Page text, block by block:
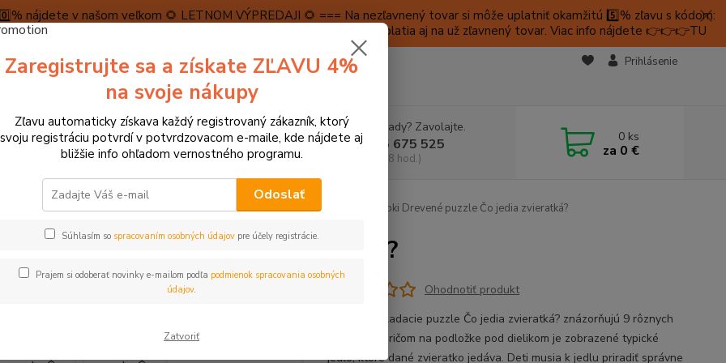
nájdete v našom veľkom 🌻 LETNOM VÝPREDAJI 🌻 === Na nezľavnený tovar si môže uplatniť okamžitú 5️⃣% zľavu s kódom:
máme teraz pripravené špeciálne zľavy až do výšky 1️⃣5️⃣% , ktoré platia aj na už zľavnený tovar. Viac info nájdete 👉👉👉TU
A PLATBA RECENZIE 👉VRÁTENIE TOVARU👈
KONTAKTY
Prihlásenie
Hľadať
Neviete si rady? Zavolajte.
+421 905 675 525
(Po-Pia, 9-18 hod.)
0 ks
za 0 €
Kocky, puzzle, stavebnice, mozaiky Drevené, vrstvové, vkladacie puzzle Goki Drevené puzzle Čo jedia zvieratká?
puzzle Čo jedia zvieratká?
Ohodnotiť produkt
Drevené vkladacie puzzle Čo jedia zvieratká? znázorňujú 9 rôznych
zvieratiek, pričom na podložke pod dielikom je zobrazené typické
jedlo, ktoré dané zvieratko jedáva. Deti musia k jedlu priradiť správne
Zaregistrujte sa a získate ZĽAVU 4%
na svoje nákupy
Zľavu automaticky získava každý registrovaný zákazník, ktorý
svoju registráciu potvrdí v potvrdzovacom e-maile, kde nájdete aj
bližšie info ohľadom vernostného programu.
Odoslať
Súhlasím so spracovaním osobných údajovpre účely registrácie.
Prajem si odoberať novinky e-mailom podľa podmienok spracovania osobných
údajov.
Zatvoriť